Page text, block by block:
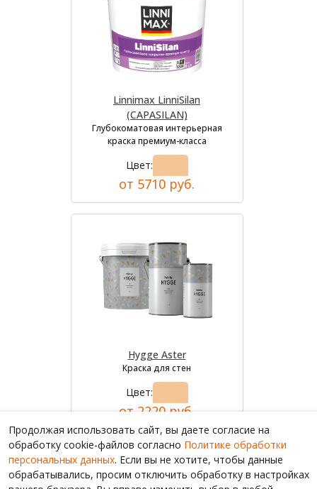
Linnimax LinniSilan
(CAPASILAN)
Глубокоматовая интерьерная
краска премиум-класса
Цвет:
от 5710 руб.
Hygge Aster
Краска для стен
Цвет:
от 2220 руб.
Продолжая использовать сайт, вы даете согласие на
обработку cookie-файлов согласно Политике обработки
персональных данных. Если вы не хотите, чтобы данные
обрабатывались, просим отключить обработку в настройках